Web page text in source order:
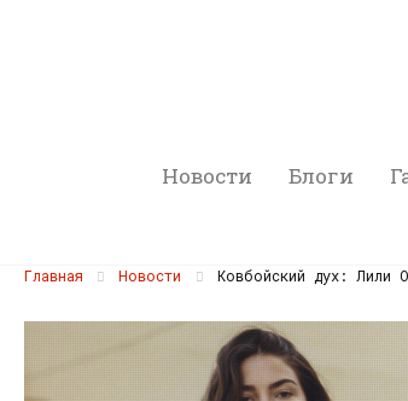
Новости Блоги
Главная Новости Ковбойский дух: Лили